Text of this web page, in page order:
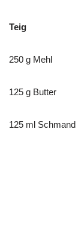
Teig
250 g Mehl
125 g Butter
125 ml Schmand